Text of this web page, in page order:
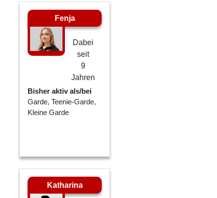
Fenja
Dabei
seit
9
Jahren
Bisher aktiv als/bei
Garde, Teenie-Garde,
Kleine Garde
Katharina